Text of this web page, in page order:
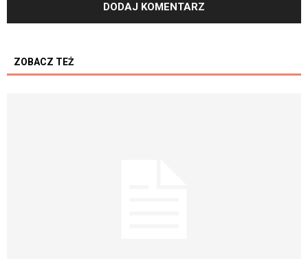
ZOBACZ TEŻ